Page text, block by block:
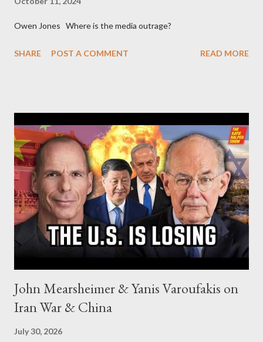
Owen Jones Where is the media outrage?
SHARE POST A COMMENT READ MORE
John Mearsheimer & Yanis Varoufakis on
Iran War & China
July 30, 2026